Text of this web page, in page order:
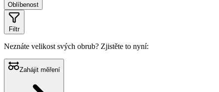
Oblíbenost
Filtr
Neznáte velikost svých obrub? Zjistěte to nyní:
Zahájit měření